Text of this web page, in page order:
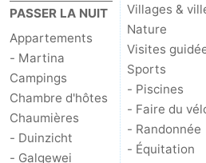
PASSER LA NUIT
Appartements
- Martina
Campings
Chambre d'hôtes
Chaumières
- Duinzicht
- Galgewei
Villages &
Nature
Visites
Sports
- Piscines
- Faire du
- Randonnée
- Équitation